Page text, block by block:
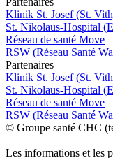
Klinik St. Josef (St.
St. Nikolaus-Hospital
Réseau de santé Move
RSW (Réseau Santé
Partenaires
Klinik St. Josef (St.
St. Nikolaus-Hospital
Réseau de santé Move
RSW (Réseau Santé
© Groupe santé CHC
Les informations et les